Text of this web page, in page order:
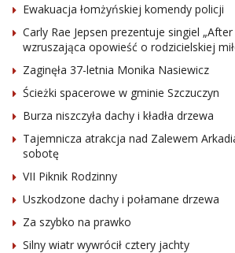
Ewakuacja łomżyńskiej komendy policji
Carly Rae Jepsen prezentuje singiel „After
wzruszająca opowieść o rodzicielskiej
Zaginęła 37-letnia Monika Nasiewicz
Ścieżki spacerowe w gminie Szczuczyn
Burza niszczyła dachy i kładła drzewa
Tajemnicza atrakcja nad Zalewem
sobotę
VII Piknik Rodzinny
Uszkodzone dachy i połamane drzewa
Za szybko na prawko
Silny wiatr wywrócił cztery jachty